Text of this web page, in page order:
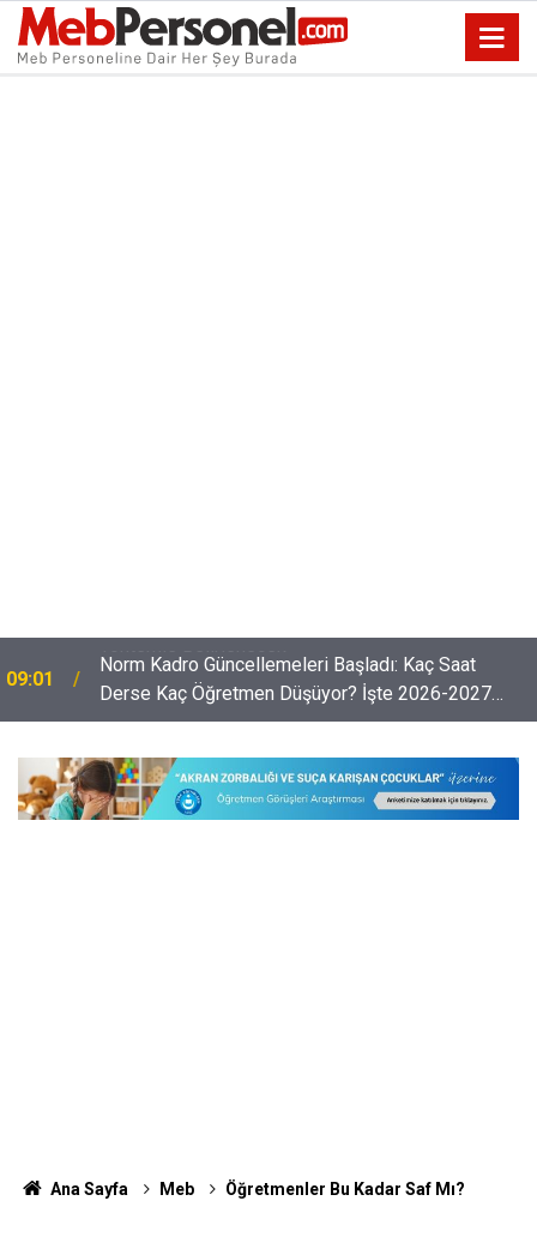
09:01
Norm Kadro Güncellemeleri Başladı: Kaç Saat
Derse Kaç Öğretmen Düşüyor? İşte 2026-2027
Takvimi ve Kritik Detaylar!
Ana Sayfa Meb Öğretmenler Bu Kadar Saf Mı?